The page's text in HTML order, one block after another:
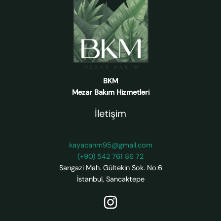
BKM
Mezar Bakım Hizmetleri
İletişim
kayacanm95@gmail.com
(+90) 542 761 86 72
Sarıgazi Mah. Gültekin Sok. No:6
İstanbul, Sancaktepe